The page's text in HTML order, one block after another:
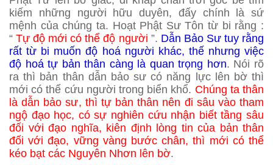
kiếm những người hữu duyên, đấy chính là sứ
mệnh của chúng ta. Hoạt Phật Sư Tôn từ bi rằng :
“Tự độ mới có thể độ người ”. Dẫn Bảo Sư tuy rằng
rất từ bi muốn độ hoá người khác, thế nhưng việc
độ hoá tự bản thân càng là quan trọng hơn. Nói rõ
ra thì bản thân dẫn bảo sư có năng lực lên bờ thì
mới có thể cứu người trong biển khổ. Chúng ta thân
là dẫn bảo sư, thì tự bản thân nên đi sâu vào tham
ngộ đạo học, có sự nghiên cứu nhận biết tầng sâu
đối với đạo nghĩa, kiên định lòng tin của bản thân
đối với đạo, vững vàng bước chân, thì mới có thể
kéo bạt các Nguyên Nhơn lên bờ.